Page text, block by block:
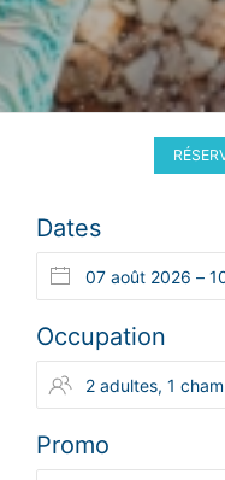
Dates
Occupation
Promo